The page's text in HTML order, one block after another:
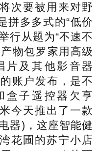
次要被用来对野
拼多多式的“低价
行从题为“不速不
物包罗家用高级
片及其他影音器
账户发布，是不
盒子遥控器欠亨
今天推出了一款
器)，这座智能健
花圃的苏宁小店